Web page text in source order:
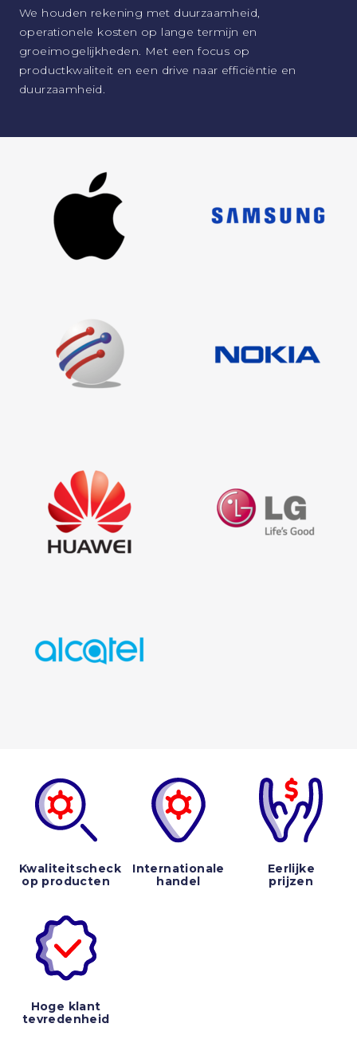
We houden rekening met duurzaamheid,
operationele kosten op lange termijn en
groeimogelijkheden. Met een focus op
productkwaliteit en een drive naar efficiëntie en
duurzaamheid.
Kwaliteitscheck
op producten
Internationale
handel
Eerlijke
prijzen
Hoge klant
tevredenheid